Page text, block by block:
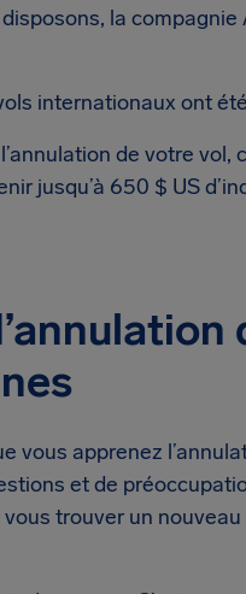
la
internationaux ont
de votre vol,
jusqu’à 650 $ US
vous apprenez
et de
trouver un